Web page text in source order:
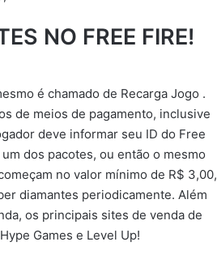
NO FREE FIRE!
é chamado de Recarga Jogo .
de meios de pagamento, inclusive
deve informar seu ID do Free
dos pacotes, ou então o mesmo
no valor mínimo de R$ 3,00,
diamantes periodicamente. Além
os principais sites de venda de
Games e Level Up!